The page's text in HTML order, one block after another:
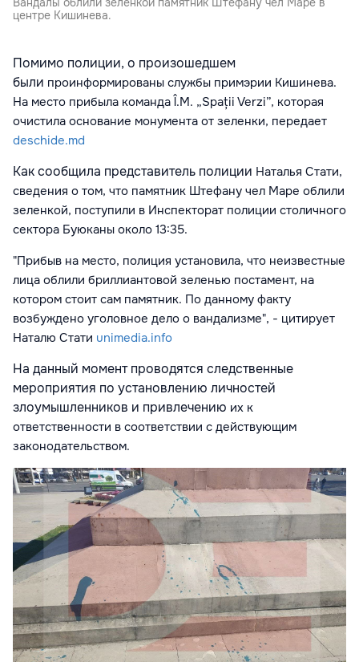
центре Кишинева.
Помимо полиции, о произошедшем
были проинформированы службы примэрии Кишинева.
На место прибыла командаÎ.M. „Spații Verzi”, которая
очистила основание монумента от зеленки, передает
deschide.md
Как сообщила представитель полиции Наталья Стати,
сведения о том, что памятник Штефану чел Маре облили
зеленкой, поступили в Инспекторат полиции столичного
сектора Буюканы около 13:35.
"Прибыв на место, полиция установила, что неизвестные
лица облили бриллиантовой зеленью постамент, на
котором стоит сам памятник. По данному факту
возбуждено уголовное дело о вандализме", - цитирует
Наталю Стати unimedia.info
На данный момент проводятся следственные
мероприятия по установлению личностей
злоумышленников и привлечению их к
ответственности в соответствии с действующим
законодательством.